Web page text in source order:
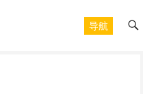
导航